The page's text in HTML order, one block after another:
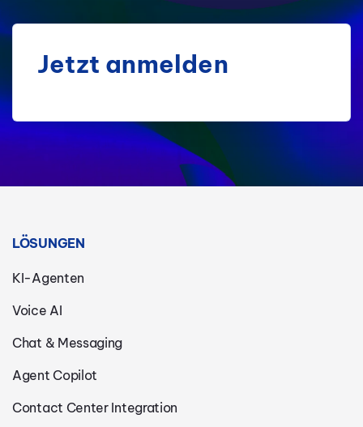
Jetzt anmelden
LÖSUNGEN
KI-Agenten
Voice AI
Chat & Messaging
Agent Copilot
Contact Center Integration